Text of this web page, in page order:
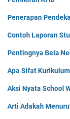
Penerapan
Contoh Laporan
Pentingnya Bela
Apa Sifat
Aksi Nyata School
Arti Adakah